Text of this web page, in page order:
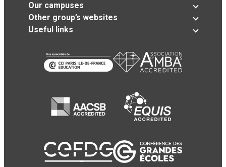
Our campuses
Other group’s websites
Useful links